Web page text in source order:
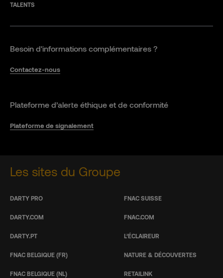
TALENTS
Besoin d'informations complémentaires ?
Contactez-nous
Plateforme d’alerte éthique et de conformité
Plateforme de signalement
Les sites du Groupe
DARTY PRO
DARTY.COM
DARTY.PT
FNAC BELGIQUE (FR)
FNAC BELGIQUE (NL)
FNAC SUISSE
FNAC.COM
L’ÉCLAIREUR
NATURE & DÉCOUVERTES
RETAILINK